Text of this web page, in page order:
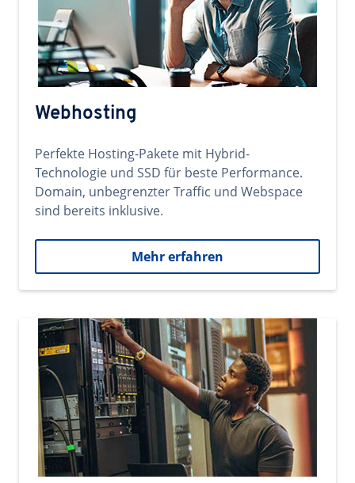
Webhosting
Perfekte Hosting-Pakete mit Hybrid-
Technologie und SSD für beste Performance.
Domain, unbegrenzter Traffic und Webspace
sind bereits inklusive.
Mehr erfahren